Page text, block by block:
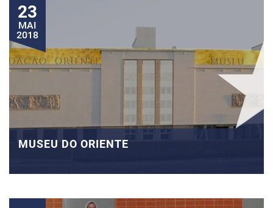
23
MAI
2018
MUSEU DO ORIENTE